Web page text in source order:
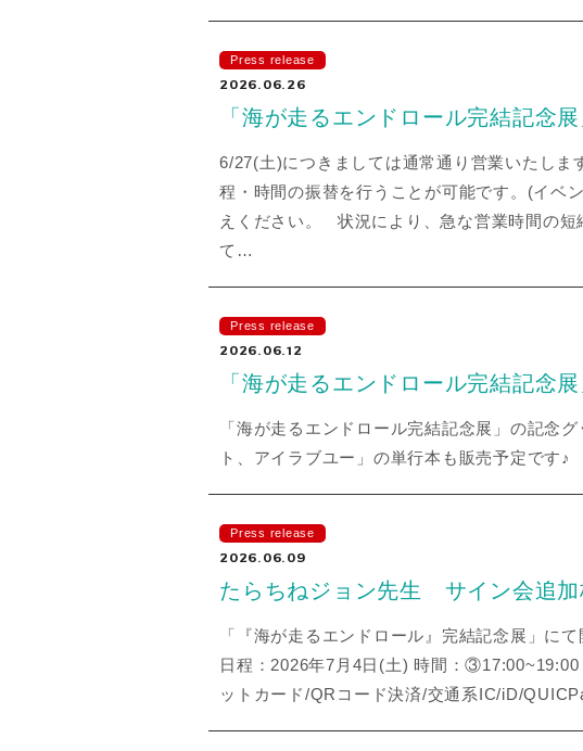
Press release
2026.06.26
「海が走るエンドロール完結記念
6/27(土)につきましては通常通り営業いたし
程・時間の振替を行うことが可能です。(イベ
えください。 状況により、急な営業時間の短
て…
Press release
2026.06.12
「海が走るエンドロール完結記念
「海が走るエンドロール完結記念展」の記念
ト、アイラブユー」の単行本も販売予定です♪
Press release
2026.06.09
たらちねジョン先生 サイン会追加
「『海が走るエンドロール』完結記念展」に
日程：2026年7月4日(土) 時間：
ットカード/QRコード決済/交通系IC/iD/